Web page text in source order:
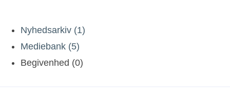
Nyhedsarkiv (1)
Mediebank (5)
Begivenhed (0)